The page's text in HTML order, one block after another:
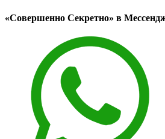
«Совершенно Секретно» в